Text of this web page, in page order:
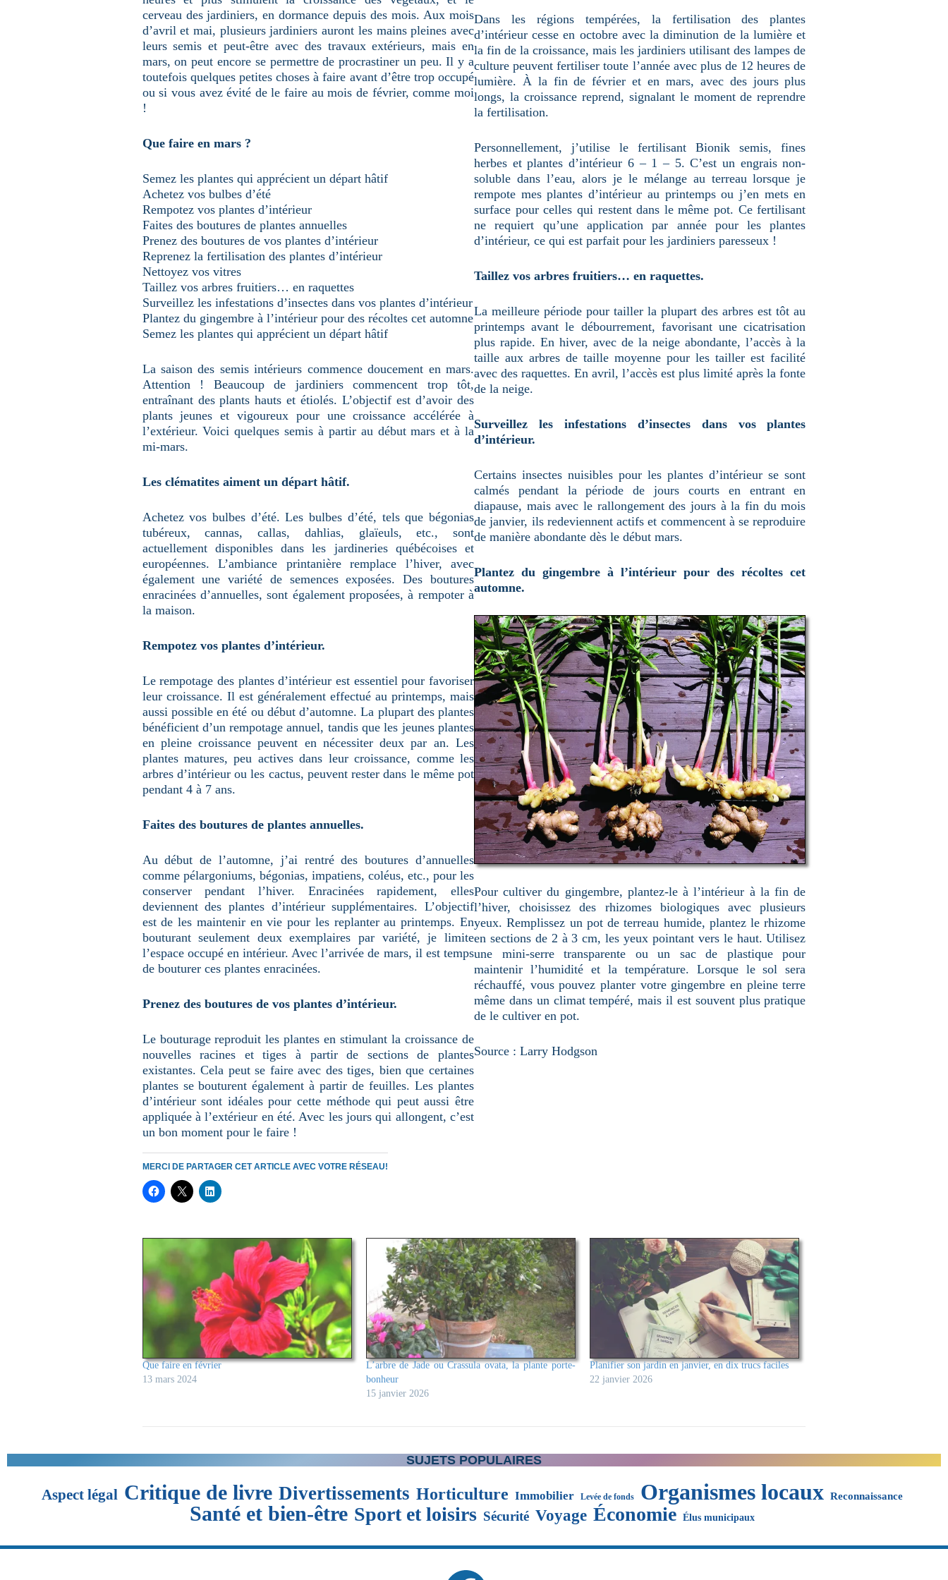
cerveau des jardiniers, en dormance depuis des mois. Aux mois
d’avril et mai, plusieurs jardiniers auront les mains pleines avec
leurs semis et peut-être avec des travaux extérieurs, mais en
mars, on peut encore se permettre de procrastiner un peu. Il y a
toutefois quelques petites choses à faire avant d’être trop occupé
ou si vous avez évité de le faire au mois de février, comme moi
!
Que faire en mars ?
Semez les plantes qui apprécient un départ hâtif
Achetez vos bulbes d’été
Rempotez vos plantes d’intérieur
Faites des boutures de plantes annuelles
Prenez des boutures de vos plantes d’intérieur
Reprenez la fertilisation des plantes d’intérieur
Nettoyez vos vitres
Taillez vos arbres fruitiers… en raquettes
Surveillez les infestations d’insectes dans vos plantes d’intérieur
Plantez du gingembre à l’intérieur pour des récoltes cet automne
Semez les plantes qui apprécient un départ hâtif
La saison des semis intérieurs commence doucement en mars.
Attention ! Beaucoup de jardiniers commencent trop tôt,
entraînant des plants hauts et étiolés. L’objectif est d’avoir des
plants jeunes et vigoureux pour une croissance accélérée à
l’extérieur. Voici quelques semis à partir au début mars et à la
mi-mars.
Les clématites aiment un départ hâtif.
Achetez vos bulbes d’été. Les bulbes d’été, tels que bégonias
tubéreux, cannas, callas, dahlias, glaïeuls, etc., sont
actuellement disponibles dans les jardineries québécoises et
européennes. L’ambiance printanière remplace l’hiver, avec
également une variété de semences exposées. Des boutures
enracinées d’annuelles, sont également proposées, à rempoter à
la maison.
Rempotez vos plantes d’intérieur.
Le rempotage des plantes d’intérieur est essentiel pour favoriser
leur croissance. Il est généralement effectué au printemps, mais
aussi possible en été ou début d’automne. La plupart des plantes
bénéficient d’un rempotage annuel, tandis que les jeunes plantes
en pleine croissance peuvent en nécessiter deux par an. Les
plantes matures, peu actives dans leur croissance, comme les
arbres d’intérieur ou les cactus, peuvent rester dans le même pot
pendant 4 à 7 ans.
Faites des boutures de plantes annuelles.
Au début de l’automne, j’ai rentré des boutures d’annuelles
comme pélargoniums, bégonias, impatiens, coléus, etc., pour les
conserver pendant l’hiver. Enracinées rapidement, elles
deviennent des plantes d’intérieur supplémentaires. L’objectif
est de les maintenir en vie pour les replanter au printemps. En
bouturant seulement deux exemplaires par variété, je limite
l’espace occupé en intérieur. Avec l’arrivée de mars, il est temps
de bouturer ces plantes enracinées.
Prenez des boutures de vos plantes d’intérieur.
Le bouturage reproduit les plantes en stimulant la croissance de
nouvelles racines et tiges à partir de sections de plantes
existantes. Cela peut se faire avec des tiges, bien que certaines
plantes se bouturent également à partir de feuilles. Les plantes
d’intérieur sont idéales pour cette méthode qui peut aussi être
appliquée à l’extérieur en été. Avec les jours qui allongent, c’est
un bon moment pour le faire !
Dans les régions tempérées, la fertilisation des plantes
d’intérieur cesse en octobre avec la diminution de la lumière et
la fin de la croissance, mais les jardiniers utilisant des lampes de
culture peuvent fertiliser toute l’année avec plus de 12 heures de
lumière. À la fin de février et en mars, avec des jours plus
longs, la croissance reprend, signalant le moment de reprendre
la fertilisation.
Personnellement, j’utilise le fertilisant Bionik semis, fines
herbes et plantes d’intérieur 6 – 1 – 5. C’est un engrais non-
soluble dans l’eau, alors je le mélange au terreau lorsque je
rempote mes plantes d’intérieur au printemps ou j’en mets en
surface pour celles qui restent dans le même pot. Ce fertilisant
ne requiert qu’une application par année pour les plantes
d’intérieur, ce qui est parfait pour les jardiniers paresseux !
Taillez vos arbres fruitiers… en raquettes.
La meilleure période pour tailler la plupart des arbres est tôt au
printemps avant le débourrement, favorisant une cicatrisation
plus rapide. En hiver, avec de la neige abondante, l’accès à la
taille aux arbres de taille moyenne pour les tailler est facilité
avec des raquettes. En avril, l’accès est plus limité après la fonte
de la neige.
Surveillez les infestations d’insectes dans vos plantes
d’intérieur.
Certains insectes nuisibles pour les plantes d’intérieur se sont
calmés pendant la période de jours courts en entrant en
diapause, mais avec le rallongement des jours à la fin du mois
de janvier, ils redeviennent actifs et commencent à se reproduire
de manière abondante dès le début mars.
Plantez du gingembre à l’intérieur pour des récoltes cet
automne.
Pour cultiver du gingembre, plantez-le à l’intérieur à la fin de
l’hiver, choisissez des rhizomes biologiques avec plusieurs
yeux. Remplissez un pot de terreau humide, plantez le rhizome
en sections de 2 à 3 cm, les yeux pointant vers le haut. Utilisez
une mini-serre transparente ou un sac de plastique pour
maintenir l’humidité et la température. Lorsque le sol sera
réchauffé, vous pouvez planter votre gingembre en pleine terre
même dans un climat tempéré, mais il est souvent plus pratique
de le cultiver en pot.
Source : Larry Hodgson
MERCI DE PARTAGER CET ARTICLE AVEC VOTRE RÉSEAU!
Que faire en février
13 mars 2024
L’arbre de Jade ou Crassula ovata, la plante porte-
bonheur
15 janvier 2026
Planifier son jardin en janvier, en dix trucs faciles
22 janvier 2026
SUJETS POPULAIRES
Aspect légal Critique de livre Divertissements Horticulture Immobilier Levée de fonds Organismes locaux Reconnaissance
Santé et bien-être Sport et loisirs Sécurité Voyage Économie Élus municipaux